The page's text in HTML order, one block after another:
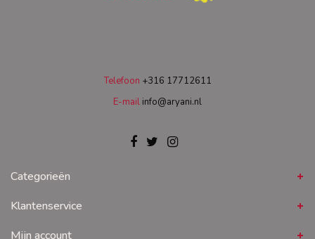
Telefoon +316 17712611
E-mail info@aryani.nl
Categorieën
Klantenservice
Mijn account